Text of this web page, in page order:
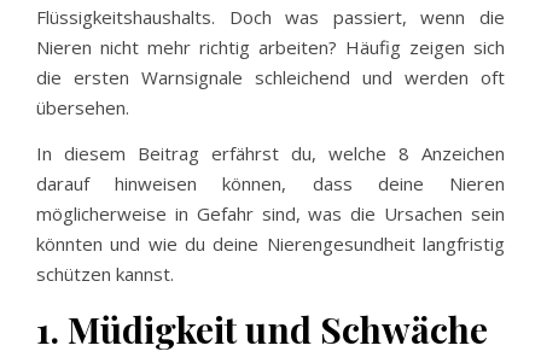
Flüssigkeitshaushalts. Doch was passiert, wenn die
Nieren nicht mehr richtig arbeiten? Häufig zeigen sich
die ersten Warnsignale schleichend und werden oft
übersehen.
In diesem Beitrag erfährst du, welche 8 Anzeichen
darauf hinweisen können, dass deine Nieren
möglicherweise in Gefahr sind, was die Ursachen sein
könnten und wie du deine Nierengesundheit langfristig
schützen kannst.
1. Müdigkeit und Schwäche